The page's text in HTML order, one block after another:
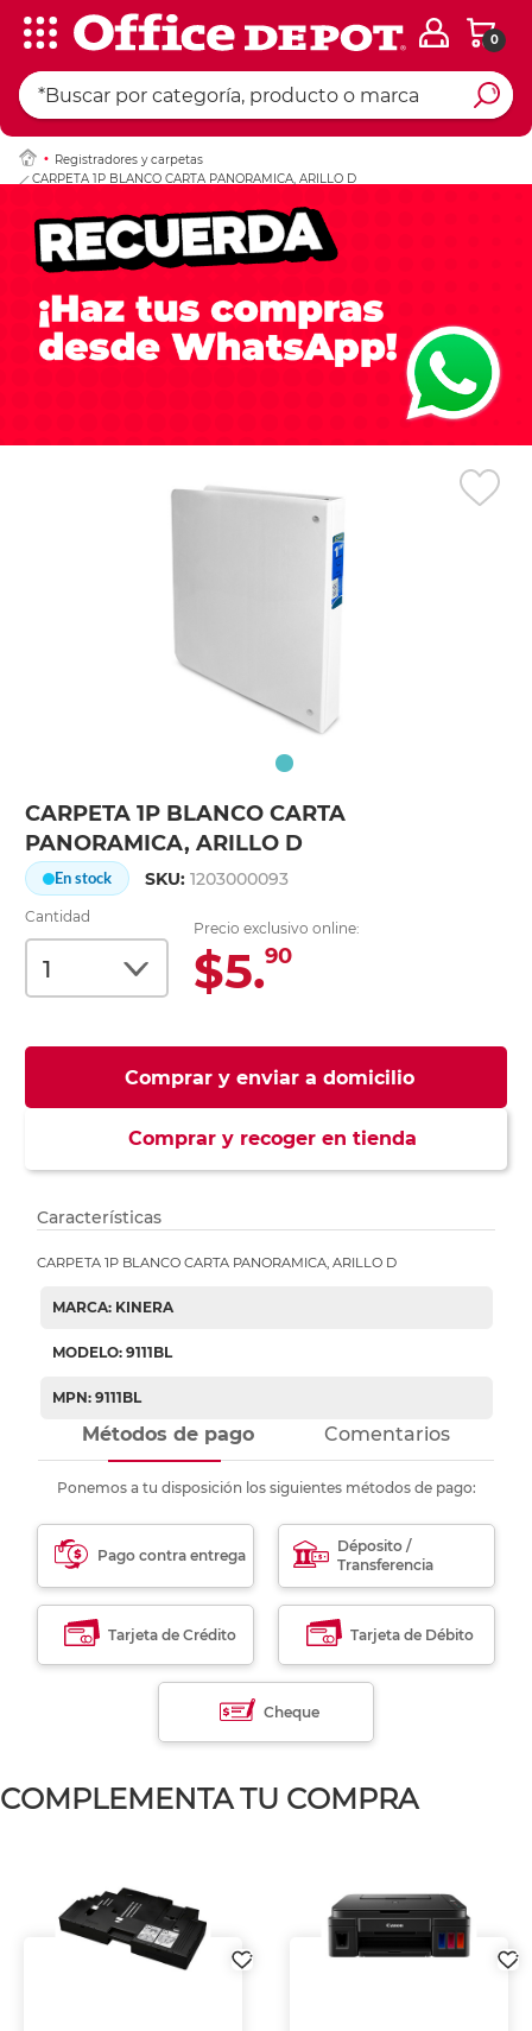
0
Registradores y carpetas
CARPETA 1P BLANCO CARTA PANORAMICA, ARILLO D
CARPETA 1P BLANCO CARTA
PANORAMICA, ARILLO D
En stock SKU:1203000093
Cantidad
Precio exclusivo online:
$5.90
Comprar y enviar a domicilio
Comprar y recoger en tienda
Ingresar Codigo
Características
CARPETA 1P BLANCO CARTA PANORAMICA, ARILLO D
MARCA: KINERA
MODELO: 9111BL
MPN: 9111BL
Métodos de pago Comentarios
Ponemos a tu disposición los siguientes métodos de pago:
Pago contra entrega
Déposito /
Transferencia
Tarjeta de Crédito Tarjeta de Débito
Cheque
COMPLEMENTA TU COMPRA